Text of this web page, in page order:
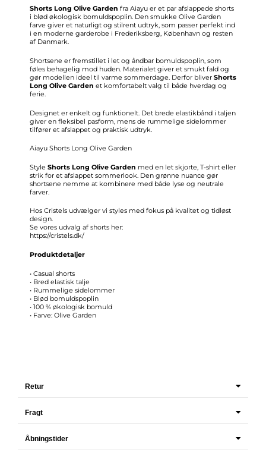
Shorts Long Olive Garden fra Aiayu er et par afslappede shorts
i blød økologisk bomuldspoplin. Den smukke Olive Garden
farve giver et naturligt og stilrent udtryk, som passer perfekt ind
i en moderne garderobe i Frederiksberg, København og resten
af Danmark.
Shortsene er fremstillet i let og åndbar bomuldspoplin, som
føles behagelig mod huden. Materialet giver et smukt fald og
gør modellen ideel til varme sommerdage. Derfor bliver Shorts
Long Olive Garden et komfortabelt valg til både hverdag og
ferie.
Designet er enkelt og funktionelt. Det brede elastikbånd i taljen
giver en fleksibel pasform, mens de rummelige sidelommer
tilfører et afslappet og praktisk udtryk.
Aiayu Shorts Long Olive Garden
Style Shorts Long Olive Garden med en let skjorte, T-shirt eller
strik for et afslappet sommerlook. Den grønne nuance gør
shortsene nemme at kombinere med både lyse og neutrale
farver.
Hos Cristels udvælger vi styles med fokus på kvalitet og tidløst
design.
Se vores udvalg af shorts her:
https://cristels.dk/
Produktdetaljer
• Casual shorts
• Bred elastisk talje
• Rummelige sidelommer
• Blød bomuldspoplin
• 100 % økologisk bomuld
• Farve: Olive Garden
Retur
Fragt
Åbningstider